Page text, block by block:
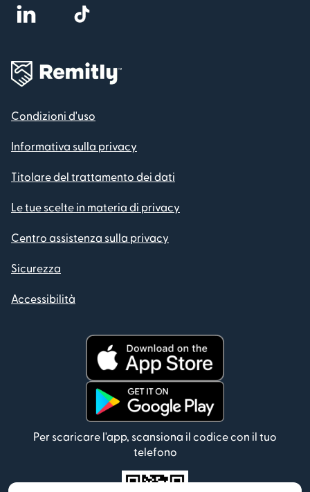
Condizioni d'uso
Informativa sulla privacy
Titolare del trattamento dei dati
Le tue scelte in materia di privacy
Centro assistenza sulla privacy
Sicurezza
Accessibilità
Per scaricare l'app, scansiona il codice con il tuo
telefono